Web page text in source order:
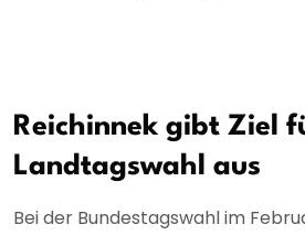
Reichinnek gibt Ziel
Landtagswahl aus
Bei der Bundestagswahl im